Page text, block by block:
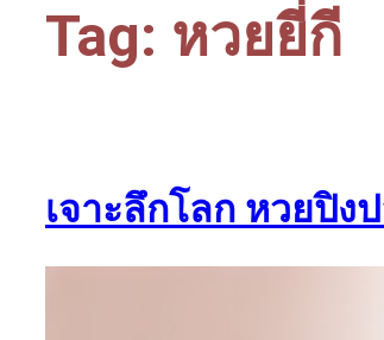
Tag: หวยยี่กี
เจาะลึกโลก หวยปิ